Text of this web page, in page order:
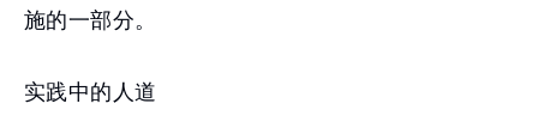
施的一部分。
实践中的人道